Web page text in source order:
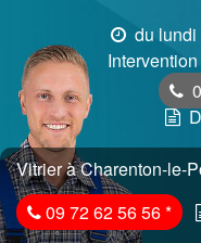
du lundi
Vitrier à Charenton-le-
09 72 62 56 56*